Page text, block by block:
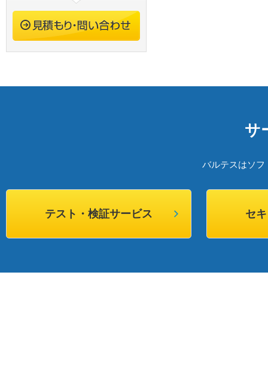
サ
バルテスはソ
テスト・検証サービス セ